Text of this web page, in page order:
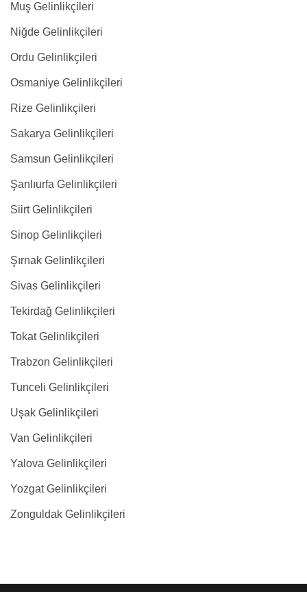
Muş Gelinlikçileri
Niğde Gelinlikçileri
Ordu Gelinlikçileri
Osmaniye Gelinlikçileri
Rize Gelinlikçileri
Sakarya Gelinlikçileri
Samsun Gelinlikçileri
Şanlıurfa Gelinlikçileri
Siirt Gelinlikçileri
Sinop Gelinlikçileri
Şırnak Gelinlikçileri
Sivas Gelinlikçileri
Tekirdağ Gelinlikçileri
Tokat Gelinlikçileri
Trabzon Gelinlikçileri
Tunceli Gelinlikçileri
Uşak Gelinlikçileri
Van Gelinlikçileri
Yalova Gelinlikçileri
Yozgat Gelinlikçileri
Zonguldak Gelinlikçileri